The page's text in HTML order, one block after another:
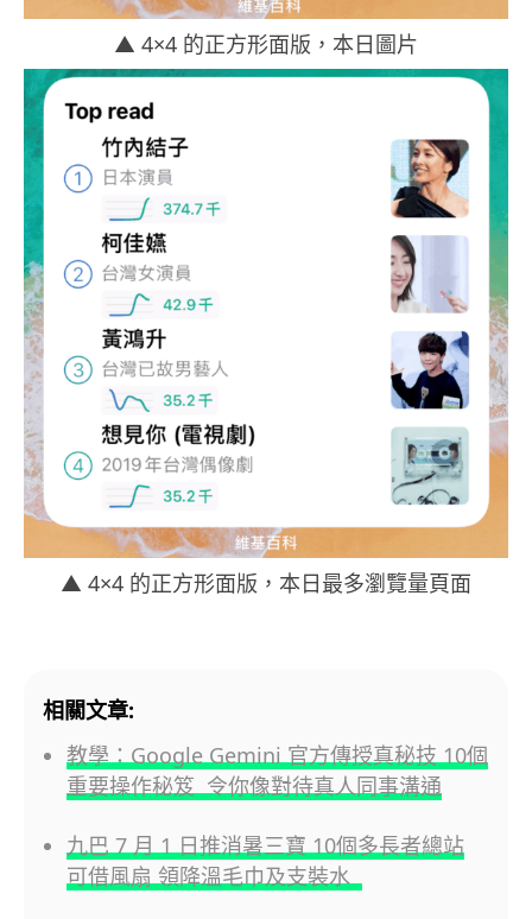
▲ 4×4 的正方形面版，本日圖片
▲ 4×4 的正方形面版，本日最多瀏覽量頁面
相關文章:
教學：Google Gemini 官方傳授真秘技 10個
重要操作秘笈 令你像對待真人同事溝通
九巴 7 月 1 日推消暑三寶 10個多長者總站
可借風扇 領降溫毛巾及支裝水